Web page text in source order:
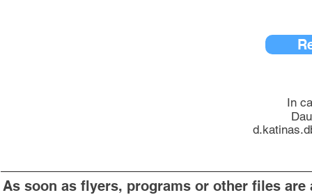
In
As soon as flyers, programs or other files